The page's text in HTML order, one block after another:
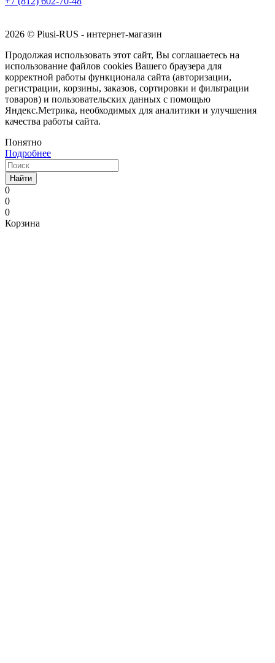
2026 © Piusi-RUS - интернет-магазин
Продолжая использовать этот сайт, Вы соглашаетесь на
использование файлов cookies Вашего браузера для
корректной работы функционала сайта (авторизации,
регистрации, корзины, заказов, сортировки и фильтрации
товаров) и пользовательских данных с помощью
Яндекс.Метрика, необходимых для аналитики и улучшения
качества работы сайта.
Понятно
Подробнее
Найти
0
0
0
Корзина